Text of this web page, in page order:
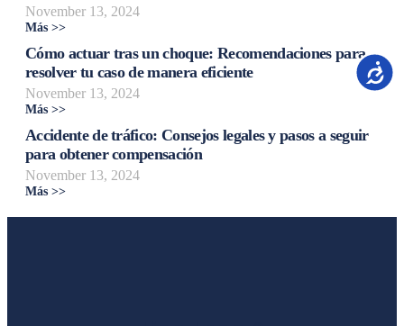
November 13, 2024
Más >>
Cómo actuar tras un choque: Recomendaciones para
resolver tu caso de manera eficiente
November 13, 2024
Más >>
Accidente de tráfico: Consejos legales y pasos a seguir
para obtener compensación
November 13, 2024
Más >>